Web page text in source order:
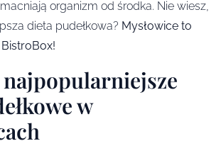
organizm od środka. Nie wiesz,
dieta pudełkowa? Mysłowice to
w